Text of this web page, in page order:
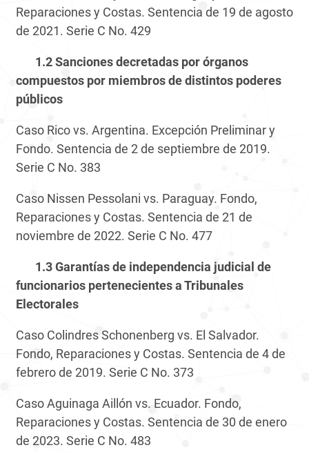
Reparaciones y Costas. Sentencia de 19 de agosto
de 2021. Serie C No. 429
1.2 Sanciones decretadas por órganos
compuestos por miembros de distintos poderes
públicos
Caso Rico vs. Argentina. Excepción Preliminar y
Fondo. Sentencia de 2 de septiembre de 2019.
Serie C No. 383
Caso Nissen Pessolani vs. Paraguay. Fondo,
Reparaciones y Costas. Sentencia de 21 de
noviembre de 2022. Serie C No. 477
1.3 Garantías de independencia judicial de
funcionarios pertenecientes a Tribunales
Electorales
Caso Colindres Schonenberg vs. El Salvador.
Fondo, Reparaciones y Costas. Sentencia de 4 de
febrero de 2019. Serie C No. 373
Caso Aguinaga Aillón vs. Ecuador. Fondo,
Reparaciones y Costas. Sentencia de 30 de enero
de 2023. Serie C No. 483